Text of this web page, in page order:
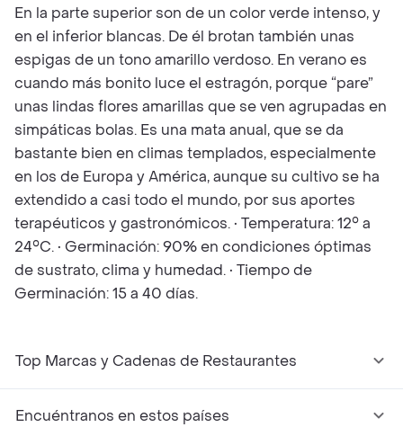
En la parte superior son de un color verde intenso, y
en el inferior blancas. De él brotan también unas
espigas de un tono amarillo verdoso. En verano es
cuando más bonito luce el estragón, porque “pare”
unas lindas flores amarillas que se ven agrupadas en
simpáticas bolas. Es una mata anual, que se da
bastante bien en climas templados, especialmente
en los de Europa y América, aunque su cultivo se ha
extendido a casi todo el mundo, por sus aportes
terapéuticos y gastronómicos. • Temperatura: 12° a
24°C. • Germinación: 90% en condiciones óptimas
de sustrato, clima y humedad. • Tiempo de
Germinación: 15 a 40 días.
Top Marcas y Cadenas de Restaurantes
Encuéntranos en estos países